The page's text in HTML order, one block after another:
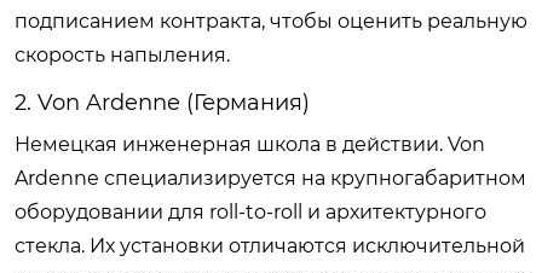
подписанием контракта, чтобы оценить реальную
скорость напыления.
2. Von Ardenne (Германия)
Немецкая инженерная школа в действии. Von
Ardenne специализируется на крупногабаритном
оборудовании для roll-to-roll и архитектурного
стекла. Их установки отличаются исключительной